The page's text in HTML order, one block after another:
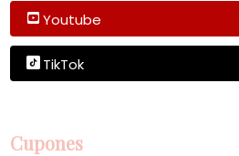
Youtube
TikTok
Cupones